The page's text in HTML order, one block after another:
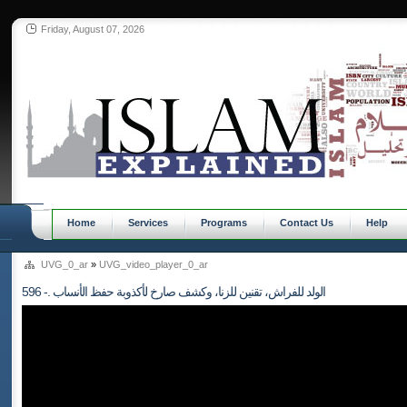
Friday, August 07, 2026
Home Services Programs Contact Us Help
UVG_0_ar » UVG_video_player_0_ar
596 -. الولد للفراش، تقنين للزنا، وكشف صارخ لأكذوبة حفظ الأنساب